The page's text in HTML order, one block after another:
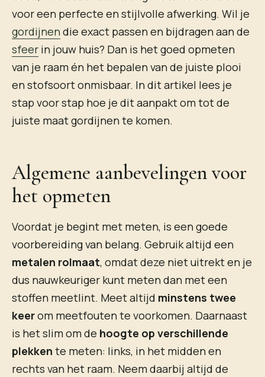
voor een perfecte en stijlvolle afwerking. Wil je
gordijnen die exact passen en bijdragen aan de
sfeer in jouw huis? Dan is het goed opmeten
van je raam én het bepalen van de juiste plooi
en stofsoort onmisbaar. In dit artikel lees je
stap voor stap hoe je dit aanpakt om tot de
juiste maat gordijnen te komen.
Algemene aanbevelingen voor
het opmeten
Voordat je begint met meten, is een goede
voorbereiding van belang. Gebruik altijd een
metalen rolmaat, omdat deze niet uitrekt en je
dus nauwkeuriger kunt meten dan met een
stoffen meetlint. Meet altijd minstens twee
keerom meetfouten te voorkomen. Daarnaast
is het slim om de hoogte op verschillende
plekken te meten: links, in het midden en
rechts van het raam. Neem daarbij altijd de